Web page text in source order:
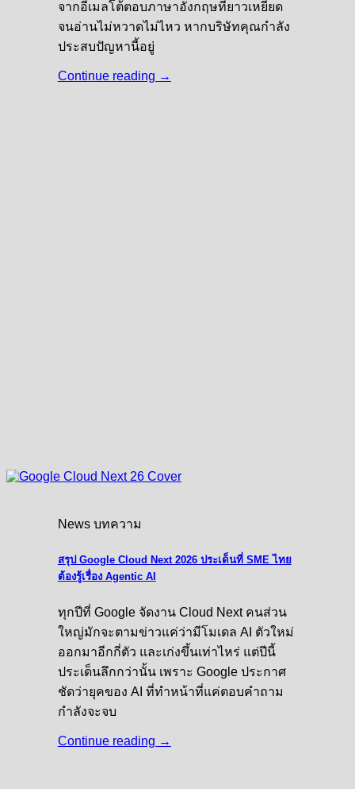
จากอีเมลโต้ตอบภาษาอังกฤษที่ยาวเหยียด
จนอ่านไม่หวาดไม่ไหว หากบริษัทคุณกำลัง
ประสบปัญหานี้อยู่
Continue reading →
News บทความ
สรุป Google Cloud Next 2026 ประเด็นที่ SME ไทย
ต้องรู้เรื่อง Agentic AI
ทุกปีที่ Google จัดงาน Cloud Next คนส่วน
ใหญ่มักจะตามข่าวแค่ว่ามีโมเดล AI ตัวใหม่
ออกมาอีกกี่ตัว และเก่งขึ้นเท่าไหร่ แต่ปีนี้
ประเด็นลึกกว่านั้น เพราะ Google ประกาศ
ชัดว่ายุคของ AI ที่ทำหน้าที่แค่ตอบคำถาม
กำลังจะจบ
Continue reading →